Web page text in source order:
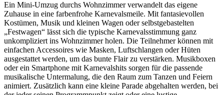
Ein Mini-Umzug durchs Wohnzimmer verwandelt das eigene
Zuhause in eine farbenfrohe Karnevalsmeile. Mit fantasievollen
Kostümen, Musik und kleinen Wagen oder selbstgebastelten
„Festwagen“ lässt sich die typische Karnevalsstimmung ganz
unkompliziert ins Wohnzimmer holen. Die Teilnehmer können mit
einfachen Accessoires wie Masken, Luftschlangen oder Hüten
ausgestattet werden, um das bunte Flair zu verstärken. Musikboxen
oder ein Smartphone mit Karnevalshits sorgen für die passende
musikalische Untermalung, die den Raum zum Tanzen und Feiern
animiert. Zusätzlich kann eine kleine Parade abgehalten werden, bei